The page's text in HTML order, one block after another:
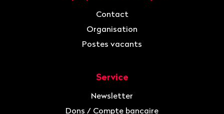
Contact
Organisation
Postes vacants
Service
Newsletter
Dons / Compte bancaire